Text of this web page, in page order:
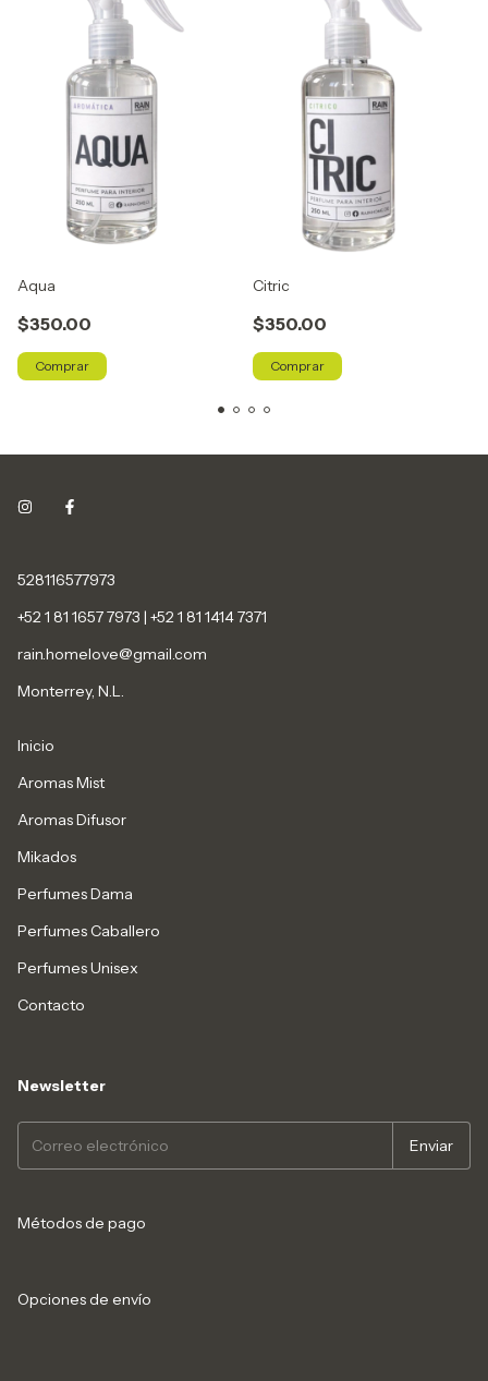
Aqua
$350.00
Comprar
Citric
$350.00
Comprar
528116577973
+52 1 81 1657 7973 | +52 1 81 1414 7371
rain.homelove@gmail.com
Monterrey, N.L.
Inicio
Aromas Mist
Aromas Difusor
Mikados
Perfumes Dama
Perfumes Caballero
Perfumes Unisex
Contacto
Newsletter
Métodos de pago
Opciones de envío